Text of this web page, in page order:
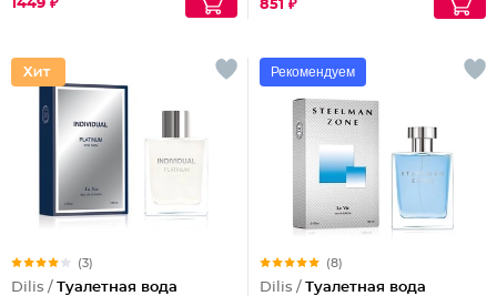
1449 ₽ 851 ₽
(3)
Dilis / Туалетная вода
Рекомендуем
(8)
Dilis / Туалетная вода